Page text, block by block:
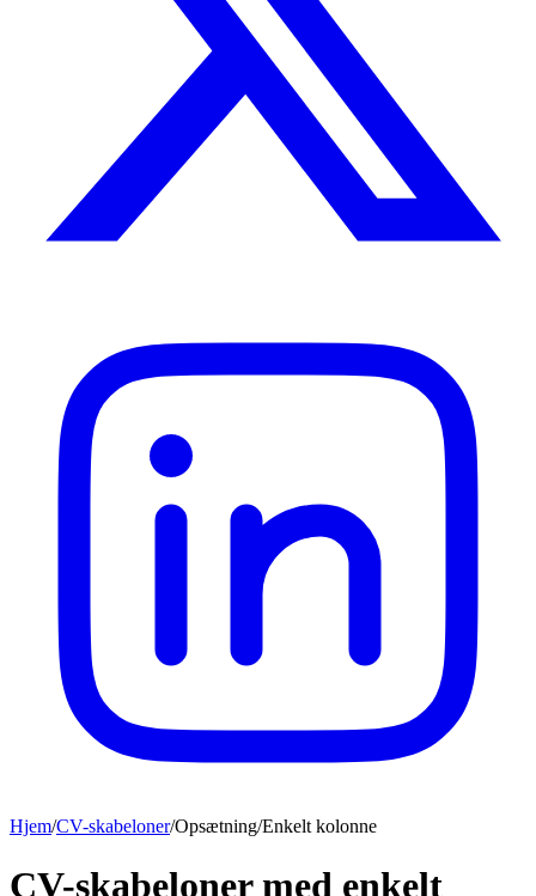
Hjem/CV-skabeloner/Opsætning/Enkelt kolonne
CV-skabeloner med enkelt